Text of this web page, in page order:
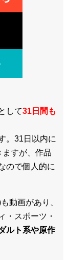
して31日間も
。31日以内に
すが、作品
ので個人的に
動画があり、
・スポーツ・
ルト系や原作